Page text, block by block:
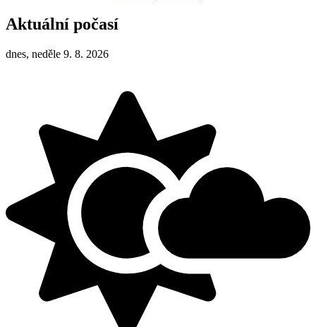
Aktuální počasí
dnes, neděle 9. 8. 2026